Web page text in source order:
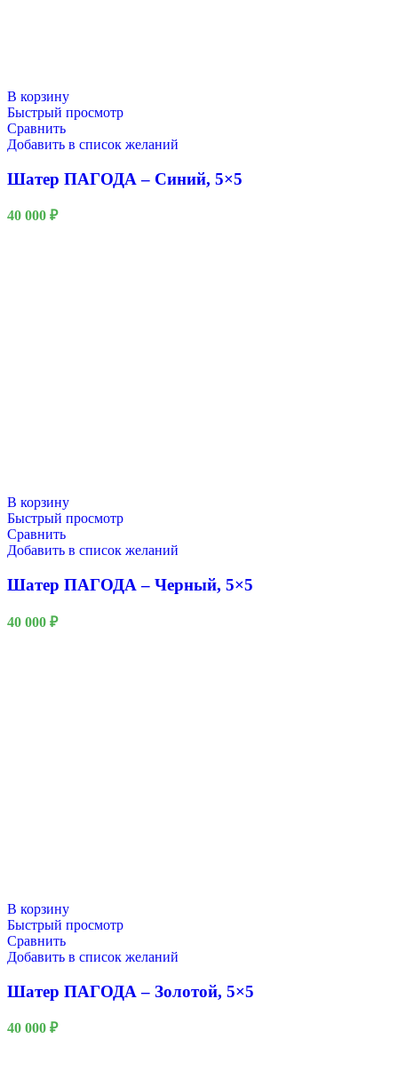
В корзину
Быстрый просмотр
Сравнить
Добавить в список желаний
Шатер ПАГОДА – Синий, 5×5
40 000 ₽
В корзину
Быстрый просмотр
Сравнить
Добавить в список желаний
Шатер ПАГОДА – Черный, 5×5
40 000 ₽
В корзину
Быстрый просмотр
Сравнить
Добавить в список желаний
Шатер ПАГОДА – Золотой, 5×5
40 000 ₽